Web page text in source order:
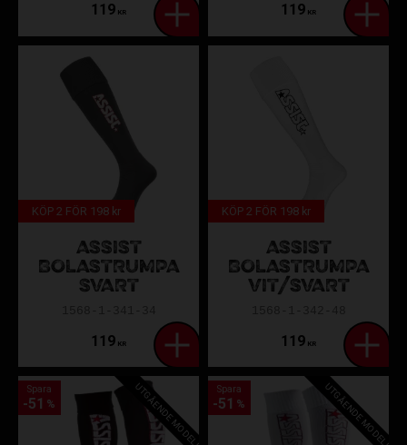
119 KR 119 KR
KÖP 2 FÖR 198 kr
ASSIST
BOLASTRUMPA
SVART
119 KR
KÖP 2 FÖR 198 kr
ASSIST
BOLASTRUMPA
VIT/SVART
119 KR
Spara
51 % UTGÅENDE MODELL Spara
51 % UTGÅENDE MODELL